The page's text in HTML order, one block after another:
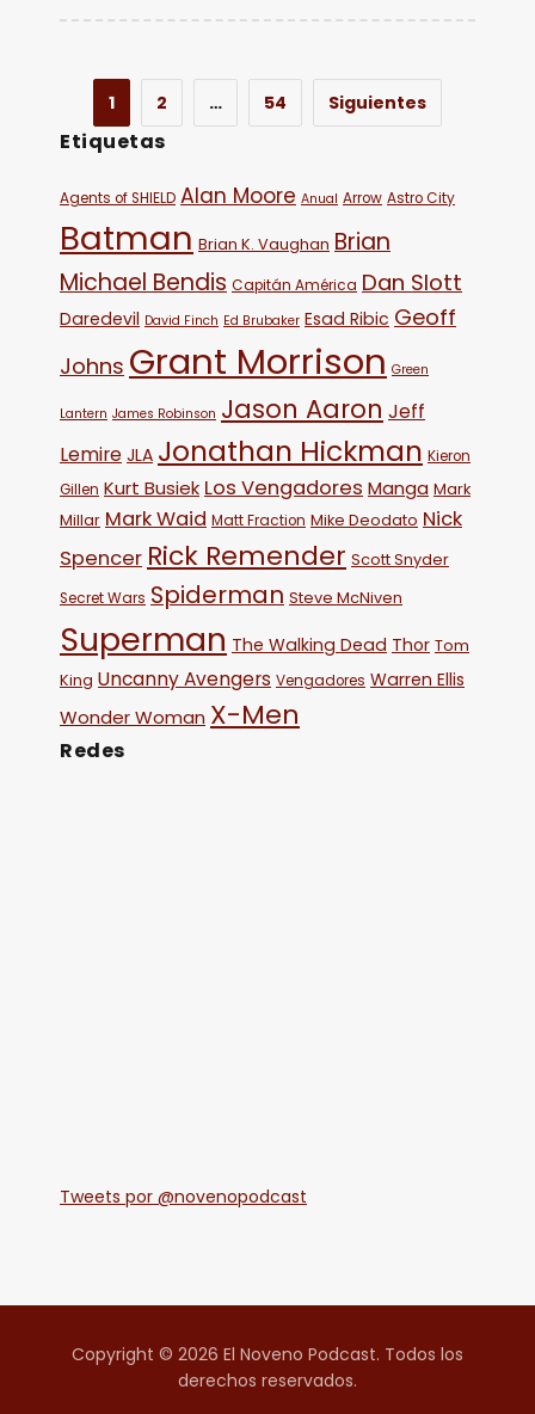
1 2 … 54 Siguientes
Etiquetas
Agents of SHIELD Alan Moore Anual Arrow Astro City
Batman Brian K. Vaughan Brian
Michael Bendis Capitán América Dan Slott
Daredevil David Finch Ed Brubaker Esad Ribic Geoff
Johns Grant Morrison Green
Lantern James Robinson Jason Aaron Jeff
Lemire JLA Jonathan Hickman Kieron
Gillen Kurt Busiek Los Vengadores Manga Mark
Millar Mark Waid Matt Fraction Mike Deodato Nick
Spencer Rick Remender Scott Snyder
Secret Wars Spiderman Steve McNiven
Superman The Walking Dead Thor Tom
King Uncanny Avengers Vengadores Warren Ellis
Wonder Woman X-Men
Redes
Tweets por @novenopodcast
Copyright © 2026 El Noveno Podcast. Todos los
derechos reservados.